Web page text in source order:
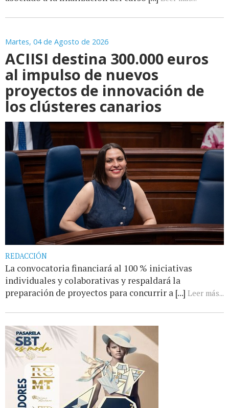
Martes, 04 de Agosto de 2026
ACIISI destina 300.000 euros
al impulso de nuevos
proyectos de innovación de
los clústeres canarios
REDACCIÓN
La convocatoria financiará al 100 % iniciativas
individuales y colaborativas y respaldará la
preparación de proyectos para concurrir a [...] Leer más...